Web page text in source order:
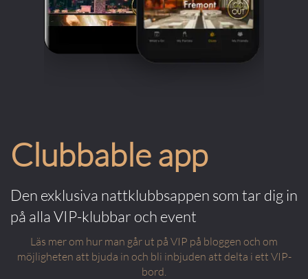
Clubbable app
Den exklusiva nattklubbsappen som tar dig in
på alla VIP-klubbar och event
Läs mer om hur man går ut på VIP på bloggen och om
möjligheten att bjuda in och bli inbjuden att delta i ett VIP-
bord.